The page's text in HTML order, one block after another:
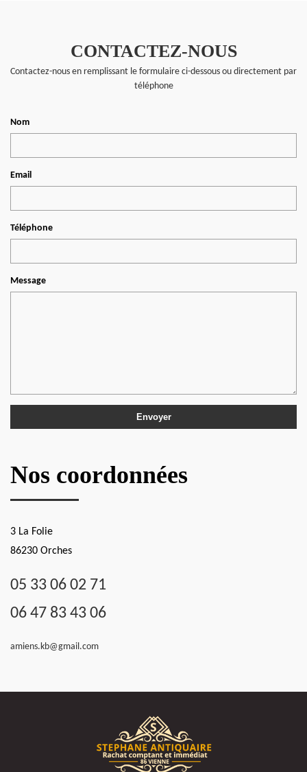
CONTACTEZ-NOUS
Contactez-nous en remplissant le formulaire ci-dessous ou directement par
téléphone
Nom
Email
Téléphone
Message
Nos coordonnées
3 La Folie
86230 Orches
05 33 06 02 71
06 47 83 43 06
amiens.kb@gmail.com